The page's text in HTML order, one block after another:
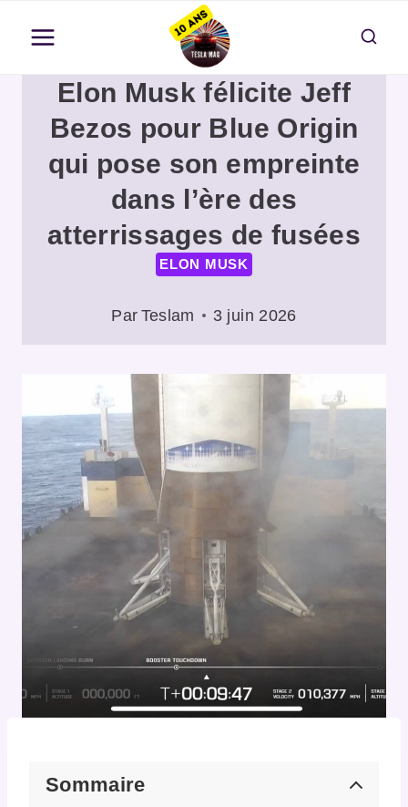
contenuElon Musk félicite Jeff
Bezos pour Blue Origin
qui pose son empreinte
dans l’ère des
atterrissages de fusées
ELON MUSK
Par Teslam 3 juin 2026
Sommaire